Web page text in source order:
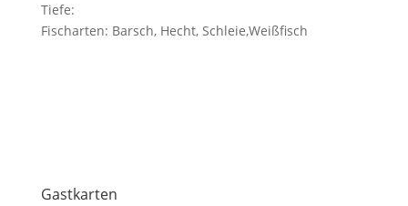
Tiefe:
Fischarten: Barsch, Hecht, Schleie,Weißfisch
Gastkarten